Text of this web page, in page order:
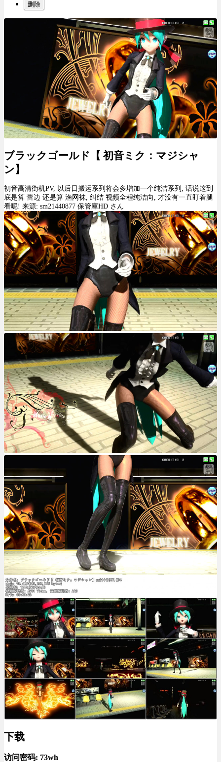
删除
ブラックゴールド【 初音ミク：マジシャ
ン】
初音高清街机PV, 以后日搬运系列将会多增加一个纯洁系列, 话说这到
底是算 蕾边 还是算 渔网袜, 纠结 视频全程纯洁向, 才没有一直盯着腿
看呢! 来源: sm21440877 保管庫HD さん
下载
访问密码: 73wh